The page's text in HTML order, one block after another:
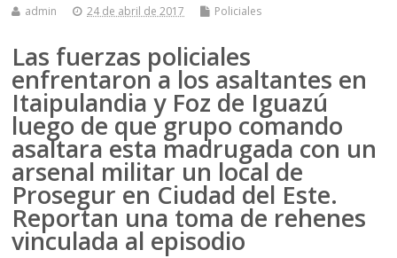
admin 24 de abril de 2017 Policiales
Las fuerzas policiales
enfrentaron a los asaltantes en
Itaipulandia y Foz de Iguazú
luego de que grupo comando
asaltara esta madrugada con un
arsenal militar un local de
Prosegur en Ciudad del Este.
Reportan una toma de rehenes
vinculada al episodio